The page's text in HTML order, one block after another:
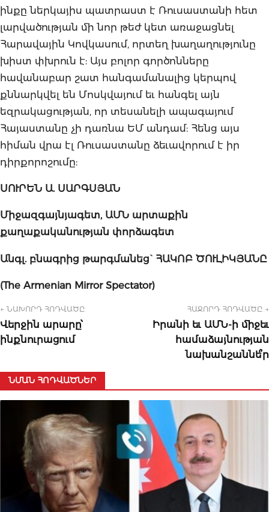
ինքը ներկայիս պատրաստ է Ռուսաստանի հետ
լարվածության մի նոր թեժ կետ առաջացնել
Հարավային Կովկասում, որտեղ խաղաղությունը
խիստ փխրուն է: Այս բոլոր գործոնները
հավանաբար շատ հանգամանալից կերպով
քննարկվել են Մոսկվայում եւ հանգել այն
եզրակացության, որ տեսանելի ապագայում
Հայաստանը չի դառնա ԵՄ անդամ: Հենց այս
հիման վրա էլ Ռուսաստանը ձեւավորում է իր
դիրքորոշումը:
ՍՈՒՐԵՆ Ա. ՍԱՐԳՍՅԱՆ
Միջազգայնյագետ, ԱՄՆ արտաքին
քաղաքականության փորձագետ
Անգլ. բնագրից թարգմանեց` ՀԱԿՈԲ ԾՈՒԼԻԿՅԱՆԸ
(The Armenian Mirror Spectator)
← ՆԱԽՈՐԴ ՀՈԴՎԱԾԸ
Վերջին արարը՝
ինքնուրացում
ՀԱՋՈՐԴ ՀՈԴՎԱԾԸ →
Իրանի եւ ԱՄՆ-ի միջեւ
համաձայնության
նախանշաննե՞ր
ՆՄԱՆ ՀՈԴՎԱԾՆԵՐ